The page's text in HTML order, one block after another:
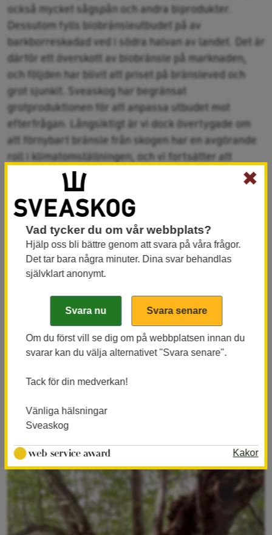
också mycket sågspån och andra biprodukter.
Dessutom fylls biobränsleutbudet på av
barkborreskadad ved i södra halvan av landet. Det är
därför ett överskott av biobränsle på marknaden,
och följden har blivit att priset på bränsleved och
grot sjunkit. Sveaskog har begränsat
grotproduktionen för att anpassa utbudet mot
efterfrågan. Långsiktigt är vi dock övertygade om
att förnybart bränsle från skogen har en avgörande
roll i klimatomställningen, och vi fortsätter att
utveckla verksamheten inom biobränsle.
Läs mer
Hitta din virkesköpare
Läs mer
Våra tjänster
Aktuella virkespriser
✖
Vad tycker du om vår webbplats?
Hjälp oss bli bättre genom att svara på våra frågor.
Det tar bara några minuter. Dina svar behandlas
självklart anonymt.
Om du först vill se dig om på webbplatsen innan du
svarar kan du välja alternativet "Svara senare".
Tack för din medverkan!
Vänliga hälsningar
Sveaskog
Kakor